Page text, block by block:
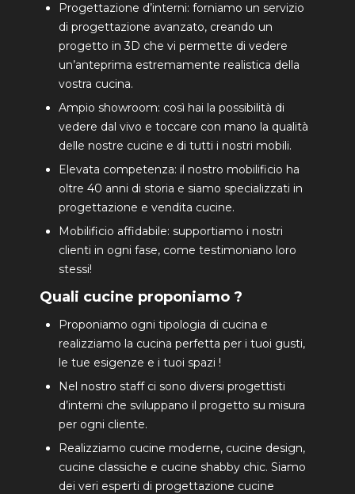
Progettazione d’interni: forniamo un servizio
di progettazione avanzato, creando un
progetto in 3D che vi permette di vedere
un’anteprima estremamente realistica della
vostra cucina.
Ampio showroom: così hai la possibilità di
vedere dal vivo e toccare con mano la qualità
delle nostre cucine e di tutti i nostri mobili.
Elevata competenza: il nostro mobilificio ha
oltre 40 anni di storia e siamo specializzati in
progettazione e vendita cucine.
Mobilificio affidabile: supportiamo i nostri
clienti in ogni fase, come testimoniano loro
stessi!
Quali cucine proponiamo ?
Proponiamo ogni tipologia di cucina e
realizziamo la cucina perfetta per i tuoi gusti,
le tue esigenze e i tuoi spazi !
Nel nostro staff ci sono diversi progettisti
d’interni che sviluppano il progetto su misura
per ogni cliente.
Realizziamo cucine moderne, cucine design,
cucine classiche e cucine shabby chic. Siamo
dei veri esperti di progettazione cucine